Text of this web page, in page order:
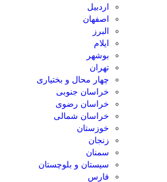
اردبیل
اصفهان
البرز
ایلام
بوشهر
تهران
چهار محال و بختیاری
خراسان جنوبی
خراسان رضوی
خراسان شمالی
خوزستان
زنجان
سمنان
سیستان و بلوچستان
فارس